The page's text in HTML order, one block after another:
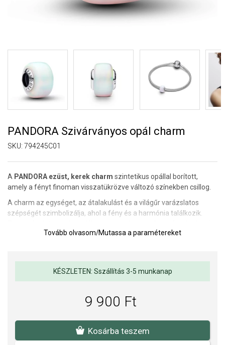
PANDORA Szivárványos opál charm
SKU: 794245C01
A PANDORA ezüst, kerek charm szintetikus opállal borított,
amely a fényt finoman visszatükrözve változó színekben csillog.
A charm az egységet, az átalakulást és a világűr varázslatos
szépségét szimbolizálja, ahol a fény és a harmónia találkozik.
megtalálható az egyensúly és a nyugalom.
Biztos lehet benne, hogy eredeti ékszert vásárol, komplett márkás
Tovább olvasom/Mutassa a paramétereket
KÉSZLETEN: Sszállítás 3-5 munkanap
9 900 Ft
Kosárba teszem